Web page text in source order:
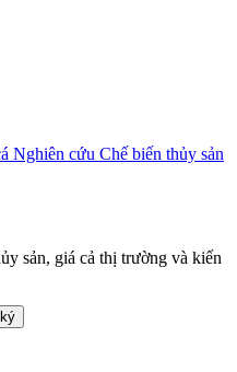
Nghiên cứu Chế biến thủy sản
sản, giá cả thị trường và kiến